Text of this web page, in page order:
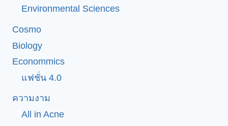
Environmental Sciences
Cosmo
Biology
Econommics
แฟชั่น 4.0
ความงาม
All in Acne